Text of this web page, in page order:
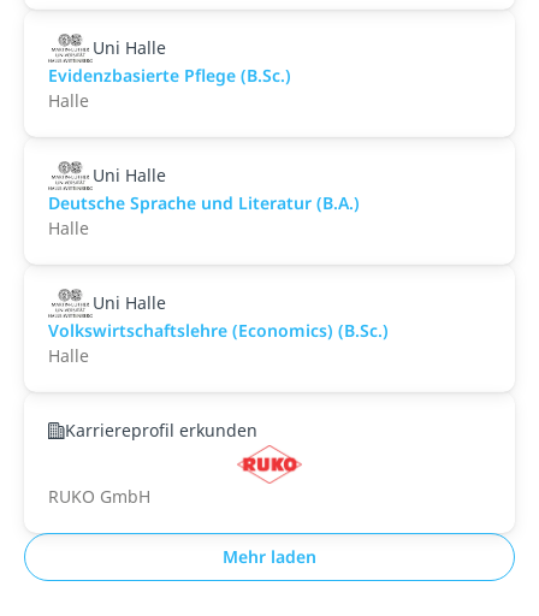
Uni Halle
Evidenzbasierte Pflege (B.Sc.)
Halle
Uni Halle
Deutsche Sprache und Literatur (B.A.)
Halle
Uni Halle
Volkswirtschaftslehre (Economics) (B.Sc.)
Halle
Karriereprofil erkunden
RUKO GmbH
Mehr laden